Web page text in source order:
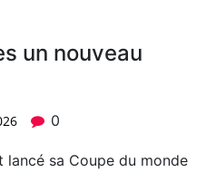
un nouveau
0
lancé sa Coupe du monde